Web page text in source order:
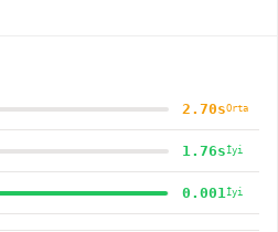
2.70sOrta
1.76sİyi
0.001İyi